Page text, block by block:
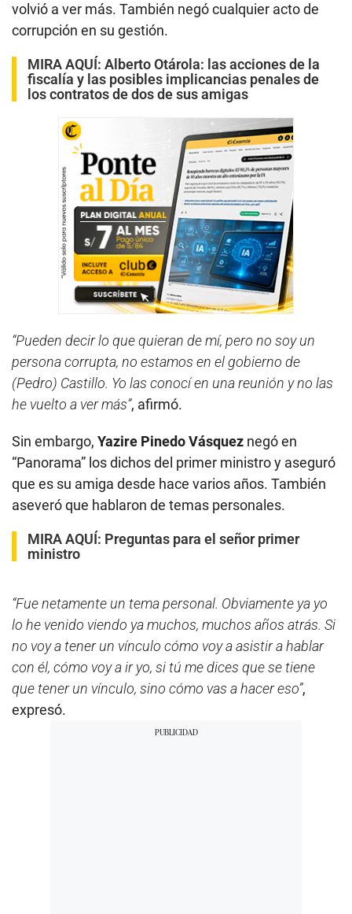
volvió a ver más. También negó cualquier acto de
corrupción en su gestión.
MIRA AQUÍ: Alberto Otárola: las acciones de la
fiscalía y las posibles implicancias penales de
los contratos de dos de sus amigas
“Pueden decir lo que quieran de mí, pero no soy un
persona corrupta, no estamos en el gobierno de
(Pedro) Castillo. Yo las conocí en una reunión y no las
he vuelto a ver más”, afirmó.
Sin embargo, Yazire Pinedo Vásquez negó en
“Panorama” los dichos del primer ministro y aseguró
que es su amiga desde hace varios años. También
aseveró que hablaron de temas personales.
MIRA AQUÍ: Preguntas para el señor primer
ministro
“Fue netamente un tema personal. Obviamente ya yo
lo he venido viendo ya muchos, muchos años atrás. Si
no voy a tener un vínculo cómo voy a asistir a hablar
con él, cómo voy a ir yo, si tú me dices que se tiene
que tener un vínculo, sino cómo vas a hacer eso”,
expresó.